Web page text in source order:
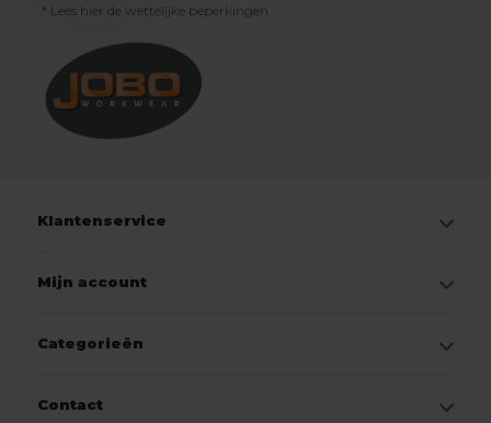
* Lees hier de wettelijke beperkingen
Klantenservice
Mijn account
Categorieën
Contact